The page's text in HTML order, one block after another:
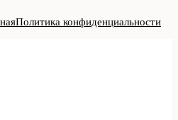
Политика конфиденциальности